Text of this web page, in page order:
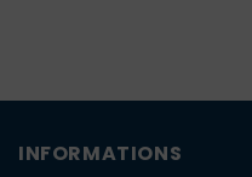
INFORMATIONS